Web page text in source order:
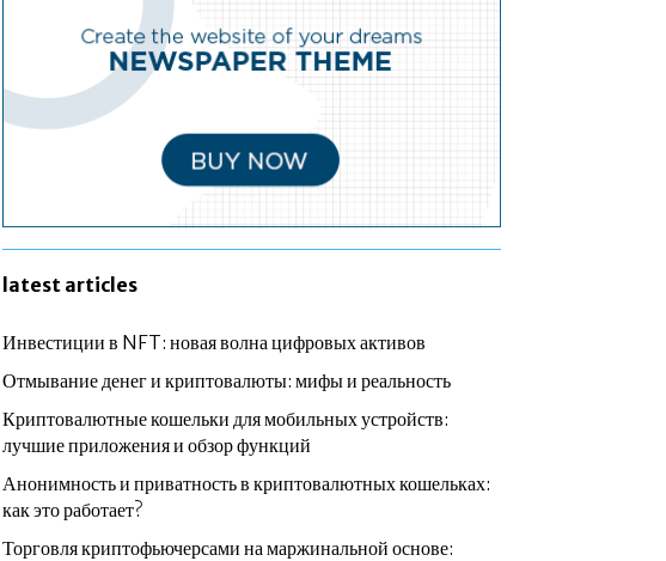
latest articles
Инвестиции в NFT: новая волна цифровых активов
Отмывание денег и криптовалюты: мифы и реальность
Криптовалютные кошельки для мобильных устройств:
лучшие приложения и обзор функций
Анонимность и приватность в криптовалютных кошельках:
как это работает?
Торговля криптофьючерсами на маржинальной основе: